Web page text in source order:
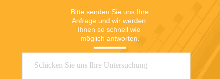
Bitte senden Sie uns Ihre
Anfrage und wir werden
Ihnen so schnell wie
möglich antworten.